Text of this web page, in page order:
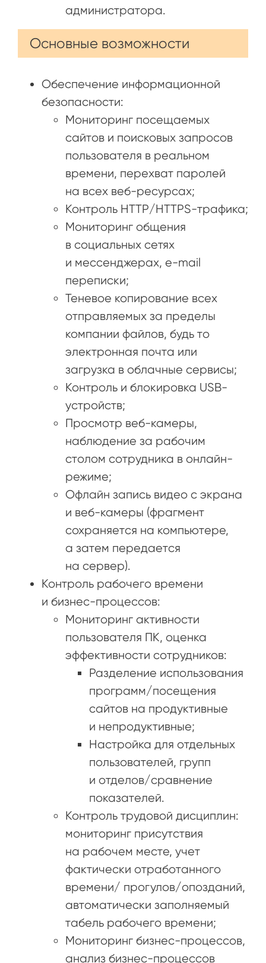
администратора.
Основные возможности
Обеспечение информационной
безопасности:
Мониторинг посещаемых
сайтов и поисковых запросов
пользователя в реальном
времени, перехват паролей
на всех веб-ресурсах;
Контроль HTTP/HTTPS-трафика;
Мониторинг общения
в социальных сетях
и мессенджерах, e-mail
переписки;
Теневое копирование всех
отправляемых за пределы
компании файлов, будь то
электронная почта или
загрузка в облачные сервисы;
Контроль и блокировка USB-
устройств;
Просмотр веб-камеры,
наблюдение за рабочим
столом сотрудника в онлайн-
режиме;
Офлайн запись видео с экрана
и веб-камеры (фрагмент
сохраняется на компьютере,
а затем передается
на сервер).
Контроль рабочего времени
и бизнес-процессов:
Мониторинг активности
пользователя ПК, оценка
эффективности сотрудников:
Разделение использования
программ/посещения
сайтов на продуктивные
и непродуктивные;
Настройка для отдельных
пользователей, групп
и отделов/сравнение
показателей.
Контроль трудовой дисциплин:
мониторинг присутствия
на рабочем месте, учет
фактически отработанного
времени/ прогулов/опозданий,
автоматически заполняемый
табель рабочего времени;
Мониторинг бизнес-процессов,
анализ бизнес-процессов